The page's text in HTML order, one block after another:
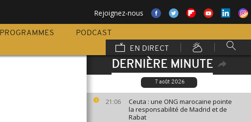
Rejoignez-nous
PROGRAMMES
PODCAST
EN DIRECT
DERNIÈRE MINUTE
7 août 2026
21:06
Ceuta : une ONG marocaine pointe
la responsabilité de Madrid et de
Rabat